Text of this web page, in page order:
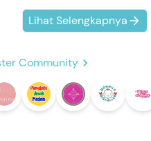
Kompak Banget!
Lihat Selengkapnya
Community